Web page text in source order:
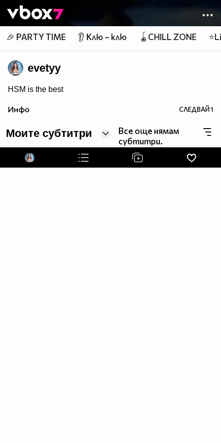
👾
🎉 PARTY TIME 👂 Клю – клю 🪀CHILL ZONE
evetyy
HSM is the best
Инфо СЛЕДВАЙ1
Моите субтитри
Все още нямам
субтитри.